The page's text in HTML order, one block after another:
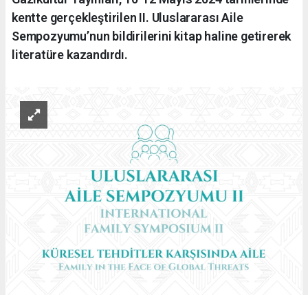
kentte gerçekleştirilen II. Uluslararası Aile
Sempozyumu’nun bildirilerini kitap haline getirerek
literatüre kazandırdı.